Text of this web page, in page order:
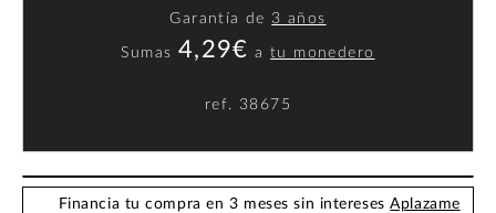
Garantía de 3 años
Sumas 4,29€ atu monedero
ref. 38675
Financia tu compra en 3 meses sin interesesAplazame